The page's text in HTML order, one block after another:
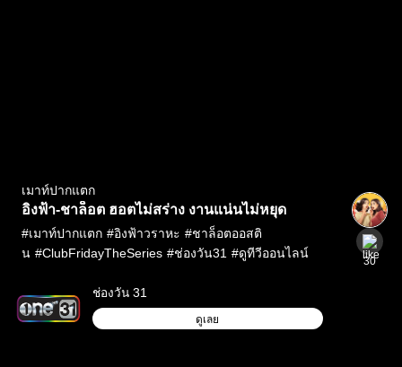
เมาท์ปากแตก
อิงฟ้า-ชาล็อต ฮอตไม่สร่าง งานแน่นไม่หยุด
#เมาท์ปากแตก #อิงฟ้าวราหะ #ชาล็อตออสติ
น #ClubFridayTheSeries #ช่องวัน31 #ดูทีวีออนไลน์
ช่องวัน 31
ดูเลย
30